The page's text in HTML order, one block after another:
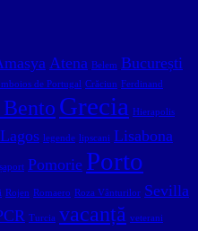
Atena Belem București
de Portugal Crăciun Ferdinand
Bento Grecia Hierapolis
Lagos legende lipscani Lisabona
Pomorie Porto
Rojen Romaero Roza Vânturilor Sevilla
Turcia vacanță veterani